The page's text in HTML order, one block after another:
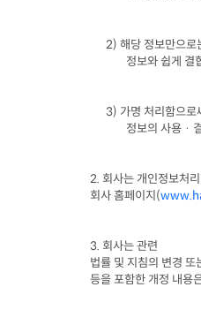
2) 해당 정보만으로
정보와 쉽게 결
3) 가명 처리함으로
정보의 사용 ·
2. 회사는 개인정보처
회사 홈페이지 (
3. 회사는 관련
법률 및 지침의 변경
등을 포함한 개정 내용